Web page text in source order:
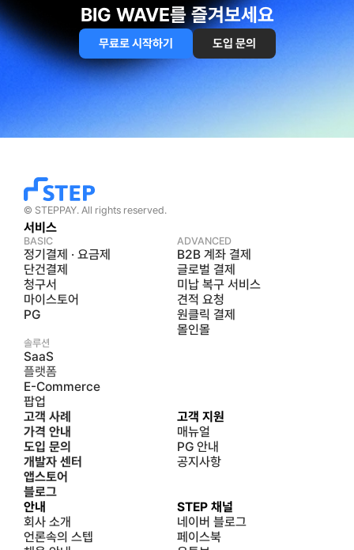
BIG WAVE를 즐겨보세요
무료로 시작하기 도입 문의
© STEPPAY. All rights reserved.
서비스
BASIC
정기결제 · 요금제
단건결제
청구서
마이스토어
PG
ADVANCED
B2B 계좌 결제
글로벌 결제
미납 복구 서비스
견적 요청
원클릭 결제
몰인몰
솔루션
SaaS
플랫폼
E-Commerce
팝업
고객 사례
가격 안내
도입 문의
개발자 센터
앱스토어
블로그
고객 지원
매뉴얼
PG 안내
공지사항
안내
회사 소개
언론속의 스텝
STEP 채널
네이버 블로그
페이스북